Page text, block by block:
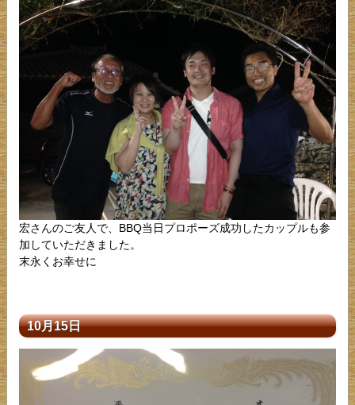
宏さんのご友人で、BBQ当日プロポーズ成功したカップルも参
加していただきました。
末永くお幸せに
10月15日